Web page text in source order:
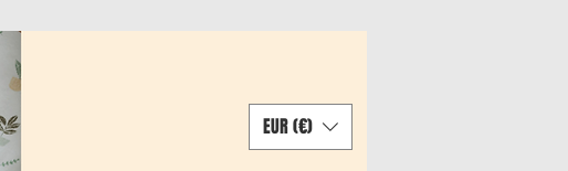
EUR (€)